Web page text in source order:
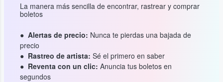
La manera más sencilla de encontrar, rastrear y comprar
boletos
Alertas de precio: Nunca te pierdas una bajada de
precio
Rastreo de artista: Sé el primero en saber
Reventa con un clic: Anuncia tus boletos en
segundos